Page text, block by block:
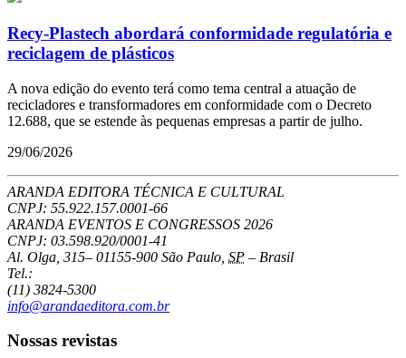
Recy-Plastech abordará conformidade regulatória e
reciclagem de plásticos
A nova edição do evento terá como tema central a atuação de
recicladores e transformadores em conformidade com o Decreto
12.688, que se estende às pequenas empresas a partir de julho.
29/06/2026
ARANDA EDITORA TÉCNICA E CULTURAL
CNPJ: 55.922.157.0001-66
ARANDA EVENTOS E CONGRESSOS 2026
CNPJ: 03.598.920/0001-41
Al. Olga, 315– 01155-900 São Paulo SP – Brasil
Tel.:
(11) 3824-5300
info@arandaeditora.com.br
Nossas revistas